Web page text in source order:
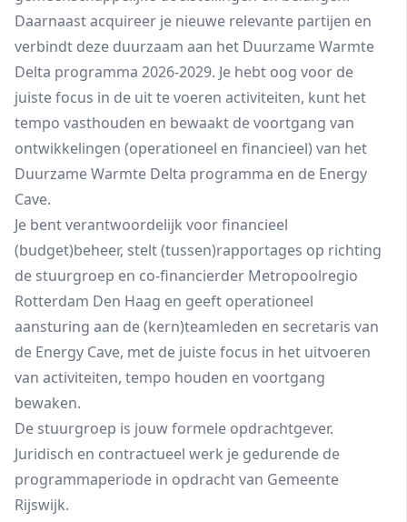
Daarnaast acquireer je nieuwe relevante partijen en
verbindt deze duurzaam aan het Duurzame Warmte
Delta programma 2026-2029. Je hebt oog voor de
juiste focus in de uit te voeren activiteiten, kunt het
tempo vasthouden en bewaakt de voortgang van
ontwikkelingen (operationeel en financieel) van het
Duurzame Warmte Delta programma en de Energy
Cave.
Je bent verantwoordelijk voor financieel
(budget)beheer, stelt (tussen)rapportages op richting
de stuurgroep en co-financierder Metropoolregio
Rotterdam Den Haag en geeft operationeel
aansturing aan de (kern)teamleden en secretaris van
de Energy Cave, met de juiste focus in het uitvoeren
van activiteiten, tempo houden en voortgang
bewaken.
De stuurgroep is jouw formele opdrachtgever.
Juridisch en contractueel werk je gedurende de
programmaperiode in opdracht van Gemeente
Rijswijk.